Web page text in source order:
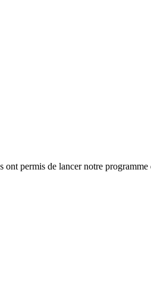
permis de lancer notre